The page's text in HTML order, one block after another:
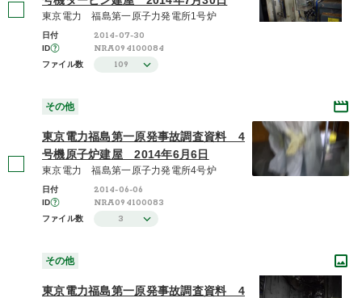
東京電力 福島第一原子力発電所1号炉
日付 2014-07-30
ID NRA094100084
ファイル数 109
その他
東京電力福島第一原発事故調査資料 4
号機原子炉建屋 2014年6月6日
東京電力 福島第一原子力発電所4号炉
日付 2014-06-06
ID NRA094100083
ファイル数 3
その他
東京電力福島第一原発事故調査資料 4